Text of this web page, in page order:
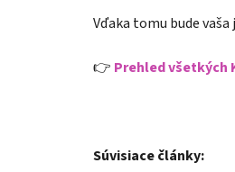
Vďaka tomu bude
👉 Prehled všetkých
Súvisiace články: